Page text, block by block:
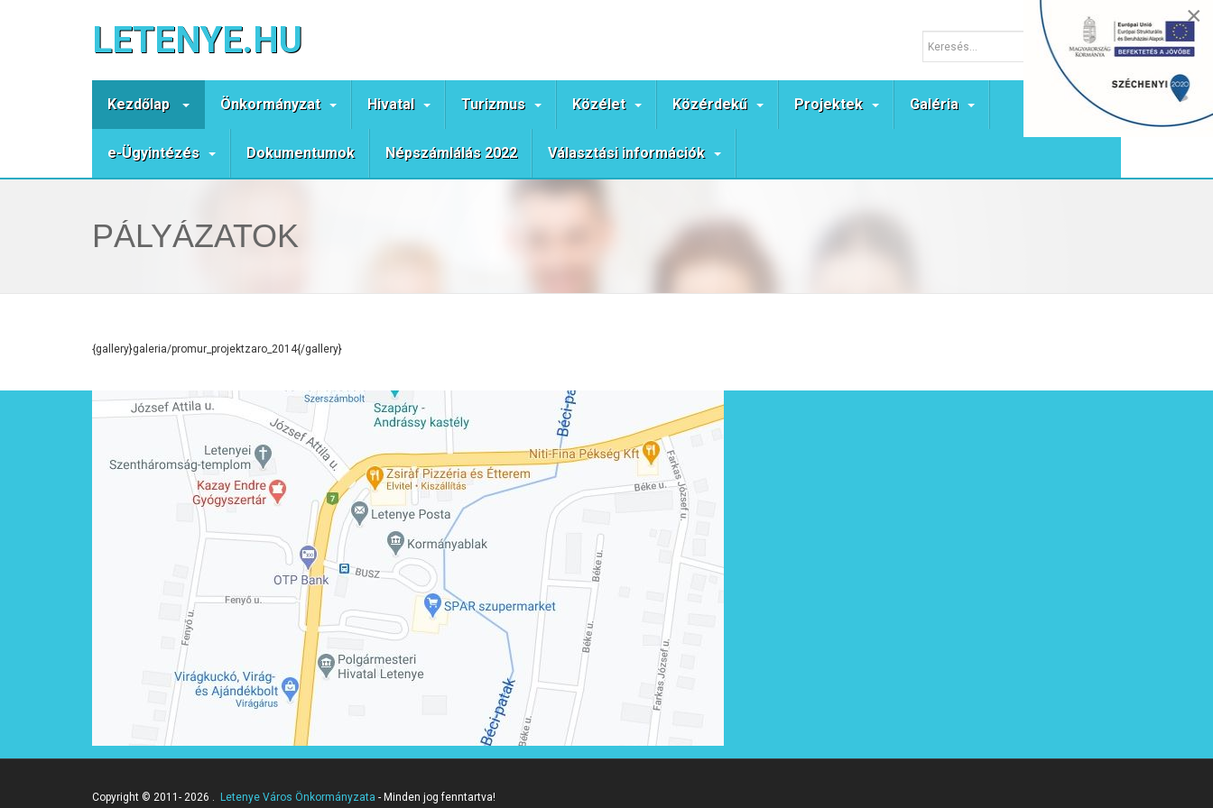
LETENYE.HU
Kezdőlap Önkormányzat Hivatal Turizmus Közélet Közérdekű Projektek Galéria
e-Ügyintézés Dokumentumok Népszámlálás 2022 Választási információk
PÁLYÁZATOK
{gallery}galeria/promur_projektzaro_2014{/gallery}
Copyright © 2011- 2026 . Letenye Város Önkormányzata - Minden jog fenntartva!
×